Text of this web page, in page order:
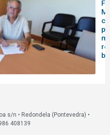
s/n • Redondela (Pontevedra) •
408139